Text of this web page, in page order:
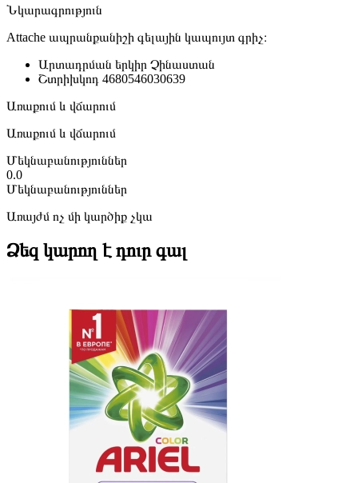
Նկարագրություն
Attache ապրանքանիշի գելային կապույտ գրիչ։
Արտադրման երկիր Չինաստան
Շտրիխկոդ 4680546030639
Առաքում և վճարում
Առաքում և վճարում
Մեկնաբանություններ
0.0
Մեկնաբանություններ
Առայժմ ոչ մի կարծիք չկա
Ձեզ կարող է դուր գալ